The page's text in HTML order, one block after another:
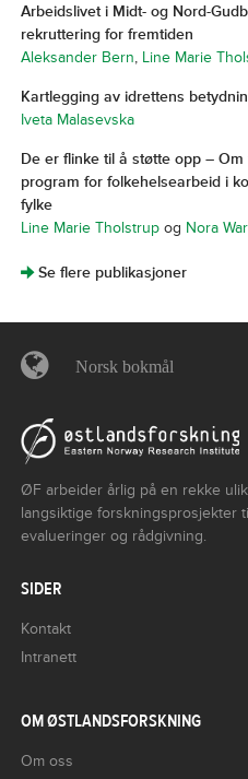
Arbeidslivet i Midt- og Nord-
rekruttering for fremtiden
Aleksander Bern, Line Marie
Kartlegging av idrettens
Iveta Malasevska
De er flinke til å støtte opp –
program for folkehelsearbeid i
fylke
Line Marie Tholstrupog Nora
]Se flere publikasjoner
Norsk bokmål
ØF arbeider årlig på en rekke
langsiktige forskningsprosjekter
evalueringer og rådgivning.
SIDER
Kontakt
Intranett
OM ØSTLANDSFORSKNING
Om oss